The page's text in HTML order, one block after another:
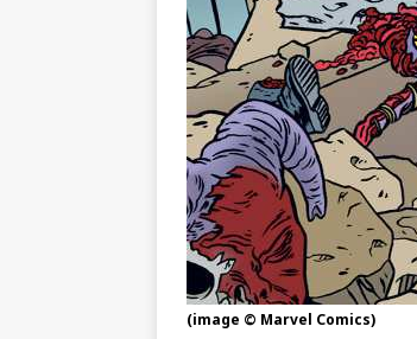
(image © Marvel Comics)